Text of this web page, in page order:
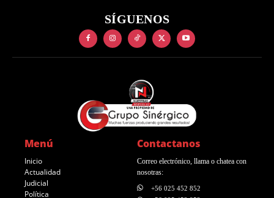
SÍGUENOS
Menú
Inicio
Actualidad
Judicial
Política
Contactanos
Correo electrónico, llama o chatea con
nosotras:
+56 025 452 852